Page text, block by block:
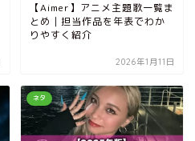
【Aimer】アニメ主題歌一覧ま
とめ｜担当作品を年表でわか
りやすく紹介
2026年1月11日
ネタ